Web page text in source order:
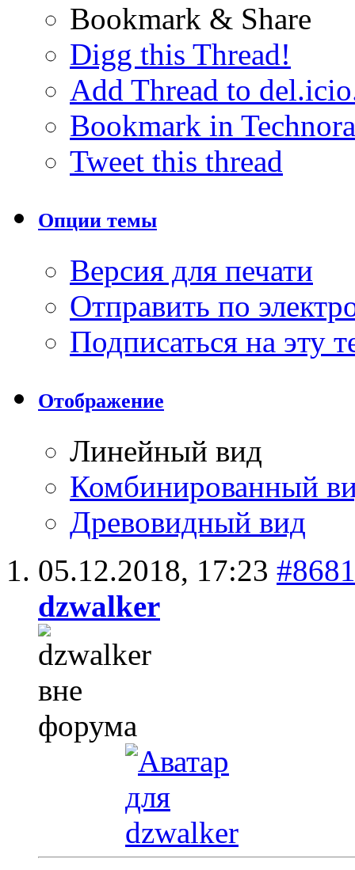
Bookmark & Share
Digg this Thread!
Add Thread to
Bookmark in
Tweet this thread
Опции темы
Версия для печати
Отправить по
Подписаться на эту
Отображение
Линейный вид
Комбинированный
Древовидный вид
05.12.2018, 17:23 #8681
dzwalker